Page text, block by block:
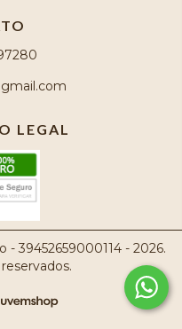
LEGAL
39452659000114 - 2026.